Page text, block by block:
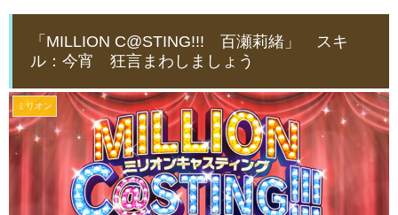
「MILLION C@STING!!! 百瀬莉緒」 スキ
ル：今宵 狂言まわしましょう
ミリオン